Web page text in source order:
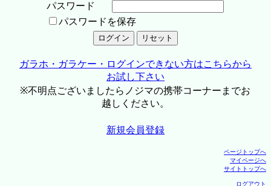
パスワード
パスワードを保存
ガラホ・ガラケー・ログインできない方はこちらから
お試し下さい
※不明点ございましたらノジマの携帯コーナーまでお
越しください。
新規会員登録
ページトップへ
マイページへ
サイトトップへ
ログアウト